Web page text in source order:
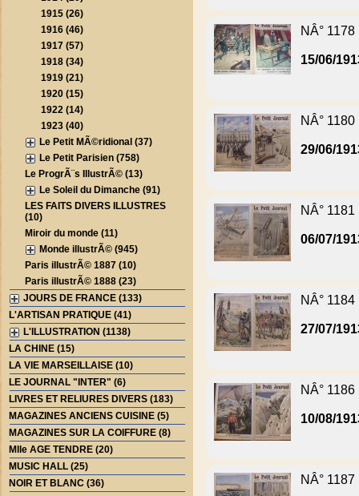
1915 (26)
1916 (46)
1917 (57)
1918 (34)
1919 (21)
1920 (15)
1922 (14)
1923 (40)
Le Petit MÃ©ridional (37)
Le Petit Parisien (758)
Le ProgrÃ¨s IllustrÃ© (13)
Le Soleil du Dimanche (91)
LES FAITS DIVERS ILLUSTRES
(10)
Miroir du monde (11)
Monde illustrÃ© (945)
Paris illustrÃ© 1887 (10)
Paris illustrÃ© 1888 (23)
JOURS DE FRANCE (133)
L'ARTISAN PRATIQUE (41)
L'ILLUSTRATION (1138)
LA CHINE (15)
LA VIE MARSEILLAISE (10)
LE JOURNAL "INTER" (6)
LIVRES ET RELIURES DIVERS (183)
MAGAZINES ANCIENS CUISINE (5)
MAGAZINES SUR LA COIFFURE (8)
Mlle AGE TENDRE (20)
MUSIC HALL (25)
NOIR ET BLANC (36)
NÂ° 1178
15/06/
NÂ° 1180
29/06/
NÂ° 1181
06/07/
NÂ° 1184
27/07/
NÂ° 1186
10/08/
NÂ° 1187